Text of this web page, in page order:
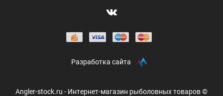
Разработка сайта
Angler-stock.ru - Интернет-магазин рыболовных товаров ©